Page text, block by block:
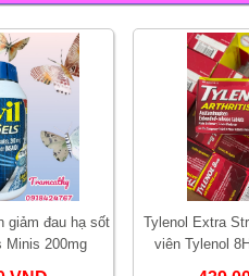
giảm đau hạ sốt
Minis 200mg
Tylenol Extra
viên Tylenol